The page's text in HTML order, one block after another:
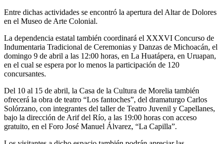
Entre dichas actividades se encontró la apertura del Altar de Dolores
en el Museo de Arte Colonial.
La dependencia estatal también coordinará el XXXVI Concurso de
Indumentaria Tradicional de Ceremonias y Danzas de Michoacán, el
domingo 9 de abril a las 12:00 horas, en La Huatápera, en Uruapan,
en el cual se espera por lo menos la participación de 120
concursantes.
Del 10 al 15 de abril, la Casa de la Cultura de Morelia también
ofrecerá la obra de teatro “Los fantoches”, del dramaturgo Carlos
Solórzano, con integrantes del taller de Teatro Juvenil y Capellanes,
bajo la dirección de Arif del Río, a las 19:00 horas con acceso
gratuito, en el Foro José Manuel Álvarez, “La Capilla”.